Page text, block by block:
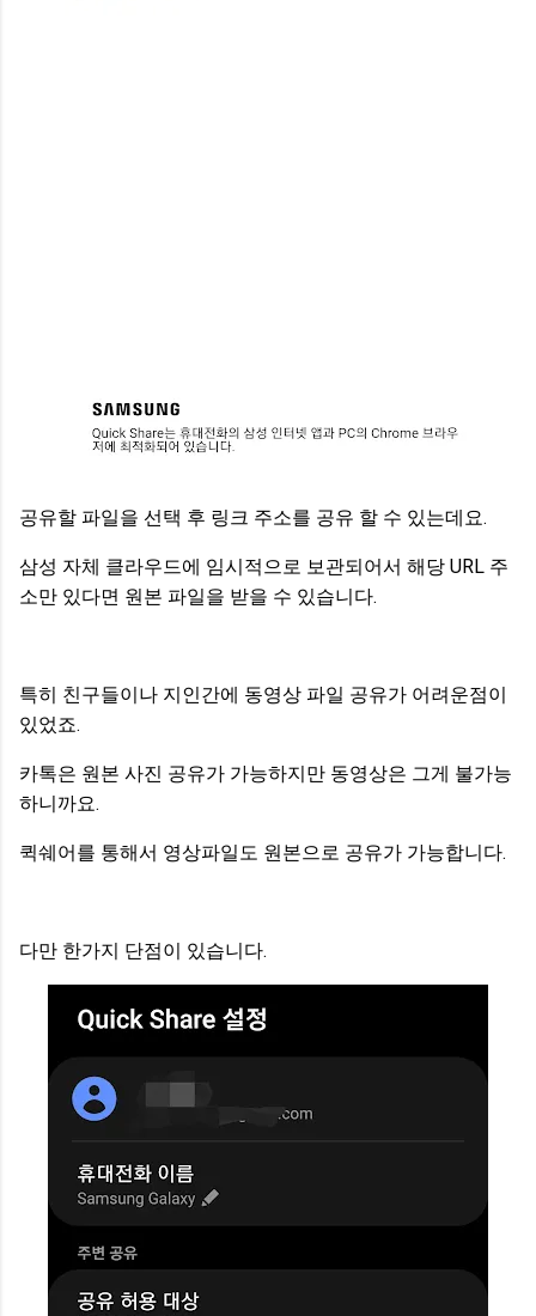
공유할 파일을 선택 후 링크 주소를 공유 할 수 있는데요.
삼성 자체 클라우드에 임시적으로 보관되어서 해당 URL 주
소만 있다면 원본 파일을 받을 수 있습니다.
특히 친구들이나 지인간에 동영상 파일 공유가 어려운점이
있었죠.
카톡은 원본 사진 공유가 가능하지만 동영상은 그게 불가능
하니까요.
퀵쉐어를 통해서 영상파일도 원본으로 공유가 가능합니다.
다만 한가지 단점이 있습니다.